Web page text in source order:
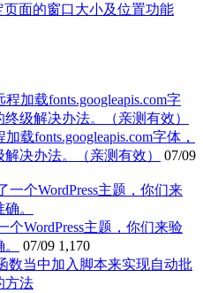
页面的窗口大小及位置功能
载fonts.googleapis.com字体，
决办法。（亲测有效）
07/09
个WordPress主题，你们来验
07/09 1,170